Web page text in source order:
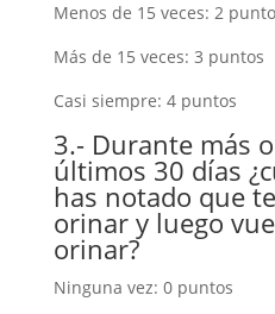
Menos de 15 veces: 2
Más de 15 veces: 3 puntos
Casi siempre: 4 puntos
3.- Durante más
últimos 30 días
has notado que
orinar y luego
orinar?
Ninguna vez: 0 puntos